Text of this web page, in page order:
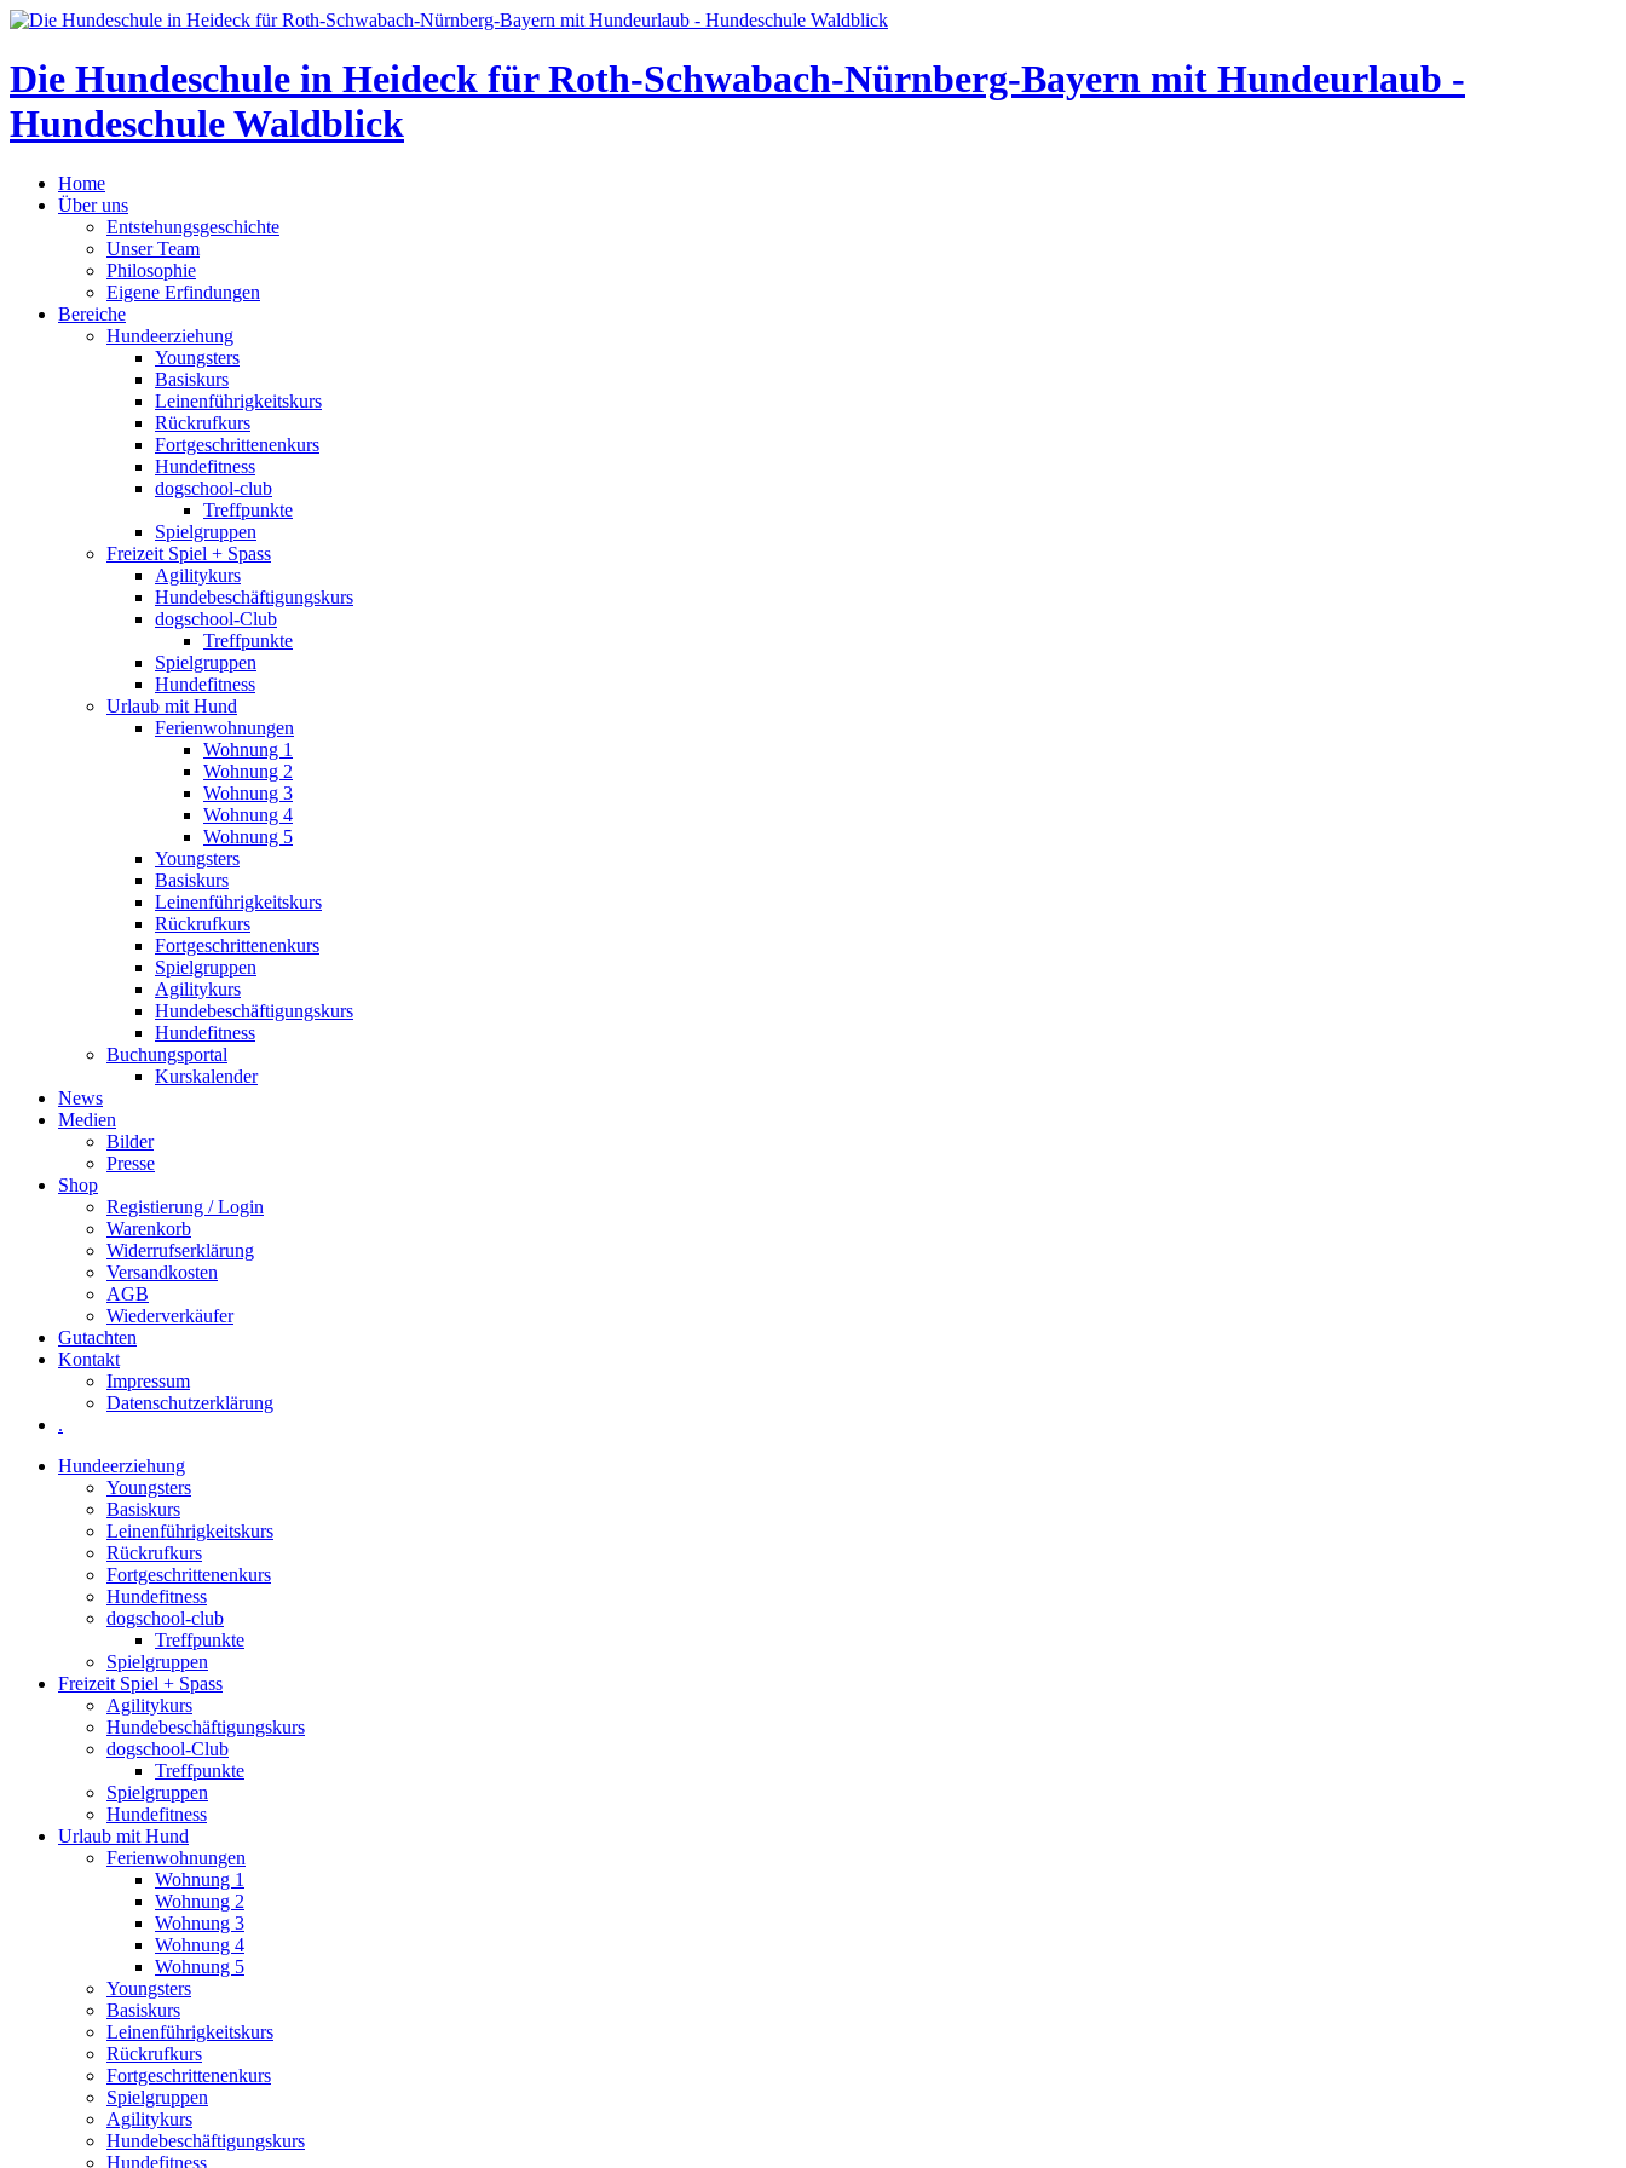
Die Hundeschule in Heideck für Roth-Schwabach-Nürnberg-Bayern mit Hundeurlaub -
Hundeschule Waldblick
Home
Über uns
Entstehungsgeschichte
Unser Team
Philosophie
Eigene Erfindungen
Bereiche
Hundeerziehung
Youngsters
Basiskurs
Leinenführigkeitskurs
Rückrufkurs
Fortgeschrittenenkurs
Hundefitness
dogschool-club
Treffpunkte
Spielgruppen
Freizeit Spiel + Spass
Agilitykurs
Hundebeschäftigungskurs
dogschool-Club
Treffpunkte
Spielgruppen
Hundefitness
Urlaub mit Hund
Ferienwohnungen
Wohnung 1
Wohnung 2
Wohnung 3
Wohnung 4
Wohnung 5
Youngsters
Basiskurs
Leinenführigkeitskurs
Rückrufkurs
Fortgeschrittenenkurs
Spielgruppen
Agilitykurs
Hundebeschäftigungskurs
Hundefitness
Buchungsportal
Kurskalender
News
Medien
Bilder
Presse
Shop
Registierung / Login
Warenkorb
Widerrufserklärung
Versandkosten
AGB
Wiederverkäufer
Gutachten
Kontakt
Impressum
Datenschutzerklärung
.
Hundeerziehung
Youngsters
Basiskurs
Leinenführigkeitskurs
Rückrufkurs
Fortgeschrittenenkurs
Hundefitness
dogschool-club
Treffpunkte
Spielgruppen
Freizeit Spiel + Spass
Agilitykurs
Hundebeschäftigungskurs
dogschool-Club
Treffpunkte
Spielgruppen
Hundefitness
Urlaub mit Hund
Ferienwohnungen
Wohnung 1
Wohnung 2
Wohnung 3
Wohnung 4
Wohnung 5
Youngsters
Basiskurs
Leinenführigkeitskurs
Rückrufkurs
Fortgeschrittenenkurs
Spielgruppen
Agilitykurs
Hundebeschäftigungskurs
Hundefitness